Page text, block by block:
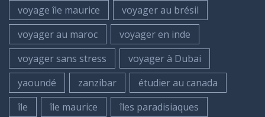
voyage île maurice
voyager au brésil
voyager au maroc
voyager en inde
voyager sans stress
voyager à Dubai
yaoundé
zanzibar
étudier au canada
île
île maurice îles paradisiaques